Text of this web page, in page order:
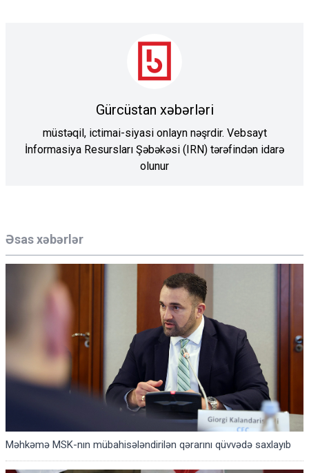
Əsas xəbərlər
Məhkəmə MSK-nın mübahisələndirilən qərarını qüvvədə saxlayıb
Gürcüstan xəbərləri
müstəqil, ictimai-siyasi onlayn nəşrdir. Vebsayt
İnformasiya Resursları Şəbəkəsi (IRN) tərəfindən idarə
olunur